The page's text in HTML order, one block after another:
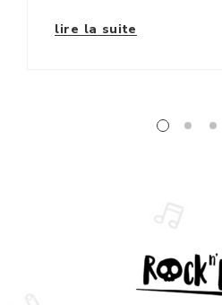
lire la suite